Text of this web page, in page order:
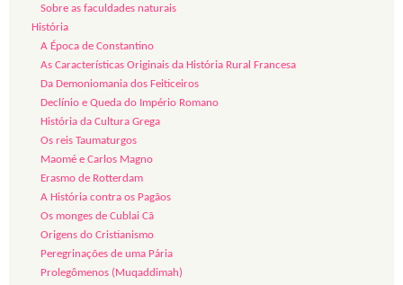
Sobre as faculdades naturais
História
A Época de Constantino
As Características Originais da História Rural Francesa
Da Demoniomania dos Feiticeiros
Declínio e Queda do Império Romano
História da Cultura Grega
Os reis Taumaturgos
Maomé e Carlos Magno
Erasmo de Rotterdam
A História contra os Pagãos
Os monges de Cublai Cã
Origens do Cristianismo
Peregrinações de uma Pária
Prolegômenos (Muqaddimah)